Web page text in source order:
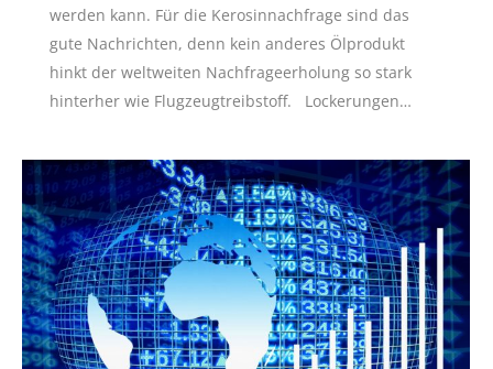
werden kann. Für die Kerosinnachfrage sind das
gute Nachrichten, denn kein anderes Ölprodukt
hinkt der weltweiten Nachfrageerholung so stark
hinterher wie Flugzeugtreibstoff. Lockerungen…